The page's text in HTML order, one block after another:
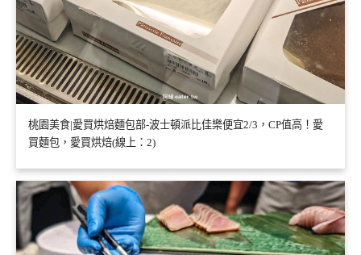
桃園美食|愛買烘焙麵包部-波士頓派比佳樂便宜2/3，CP值高！愛
買麵包，愛買烘焙(線上：2)